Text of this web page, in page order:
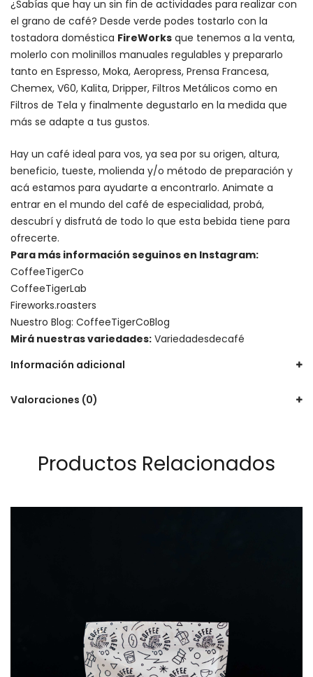
¿Sabías que hay un sin fin de actividades para realizar con
el grano de café? Desde verde podes tostarlo con la
tostadora doméstica FireWorks que tenemos a la venta,
molerlo con molinillos manuales regulables y prepararlo
tanto en Espresso, Moka, Aeropress, Prensa Francesa,
Chemex, V60, Kalita, Dripper, Filtros Metálicos como en
Filtros de Tela y finalmente degustarlo en la medida que
más se adapte a tus gustos.
Hay un café ideal para vos, ya sea por su origen, altura,
beneficio, tueste, molienda y/o método de preparación y
acá estamos para ayudarte a encontrarlo. Animate a
entrar en el mundo del café de especialidad, probá,
descubrí y disfrutá de todo lo que esta bebida tiene para
ofrecerte.
Para más información seguinos en Instagram:
CoffeeTigerCo
CoffeeTigerLab
Fireworks.roasters
Nuestro Blog: CoffeeTigerCoBlog
Mirá nuestras variedades: Variedadesdecafé
Información adicional
Valoraciones (0)
Productos Relacionados